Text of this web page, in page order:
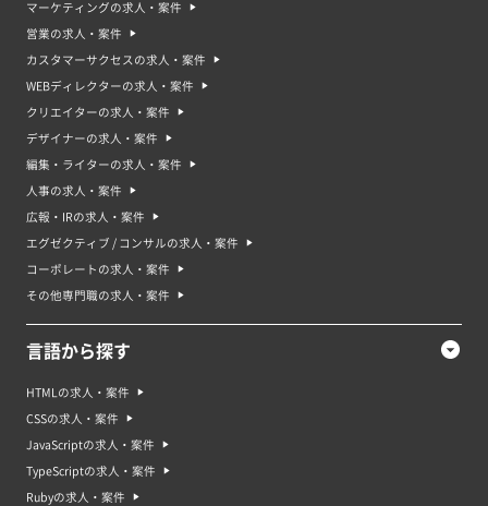
マーケティングの求人・案件
営業の求人・案件
カスタマーサクセスの求人・案件
WEBディレクターの求人・案件
クリエイターの求人・案件
デザイナーの求人・案件
編集・ライターの求人・案件
人事の求人・案件
広報・IRの求人・案件
エグゼクティブ / コンサルの求人・案件
コーポレートの求人・案件
その他専門職の求人・案件
言語から探す
HTMLの求人・案件
CSSの求人・案件
JavaScriptの求人・案件
TypeScriptの求人・案件
Rubyの求人・案件